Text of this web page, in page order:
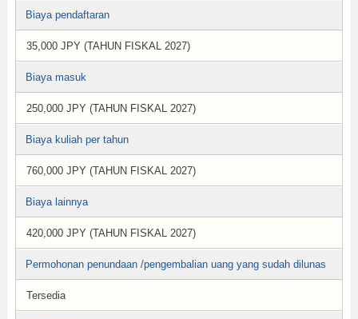
Biaya pendaftaran
35,000 JPY (TAHUN FISKAL 2027)
Biaya masuk
250,000 JPY (TAHUN FISKAL 2027)
Biaya kuliah per tahun
760,000 JPY (TAHUN FISKAL 2027)
Biaya lainnya
420,000 JPY (TAHUN FISKAL 2027)
Permohonan penundaan /pengembalian uang yang sudah dilunas
Tersedia